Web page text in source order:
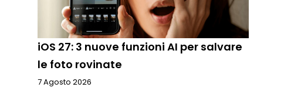
iOS 27: 3 nuove funzioni AI per salvare
le foto rovinate
7 Agosto 2026